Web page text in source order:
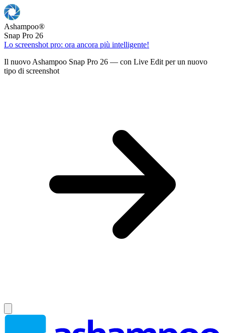
Ashampoo®
Snap Pro 26
Lo screenshot pro: ora ancora più intelligente!
Il nuovo Ashampoo Snap Pro 26 — con Live Edit per un nuovo
tipo di screenshot